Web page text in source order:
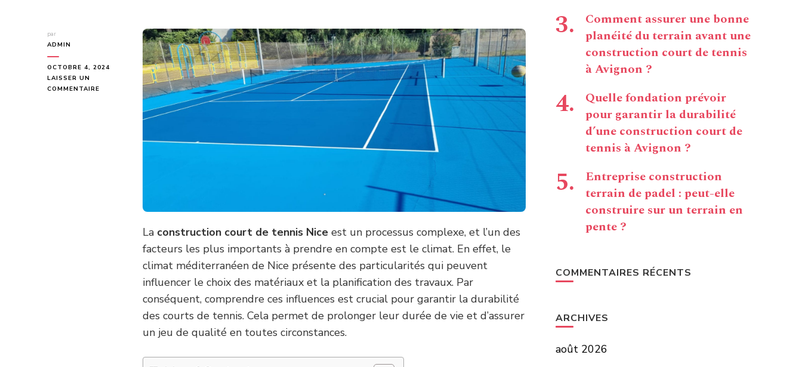
par
ADMIN
OCTOBRE 4, 2024
LAISSER UN
COMMENTAIRE
La construction court de tennis Nice est un processus complexe, et l’un des
facteurs les plus importants à prendre en compte est le climat. En effet, le
climat méditerranéen de Nice présente des particularités qui peuvent
influencer le choix des matériaux et la planification des travaux. Par
conséquent, comprendre ces influences est crucial pour garantir la durabilité
des courts de tennis. Cela permet de prolonger leur durée de vie et d’assurer
un jeu de qualité en toutes circonstances.
Comment assurer une bonne
planéité du terrain avant une
construction court de tennis
à Avignon ?
Quelle fondation prévoir
pour garantir la durabilité
d’une construction court de
tennis à Avignon ?
Entreprise construction
terrain de padel : peut-elle
construire sur un terrain en
pente ?
COMMENTAIRES RÉCENTS
ARCHIVES
août 2026